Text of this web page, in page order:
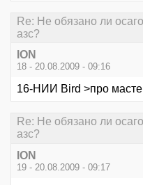
Re: Не обязано ли
азс?
ION
18 - 20.08.2009 - 09:16
16-НИИ Bird >про
Re: Не обязано ли
азс?
ION
19 - 20.08.2009 - 09:17